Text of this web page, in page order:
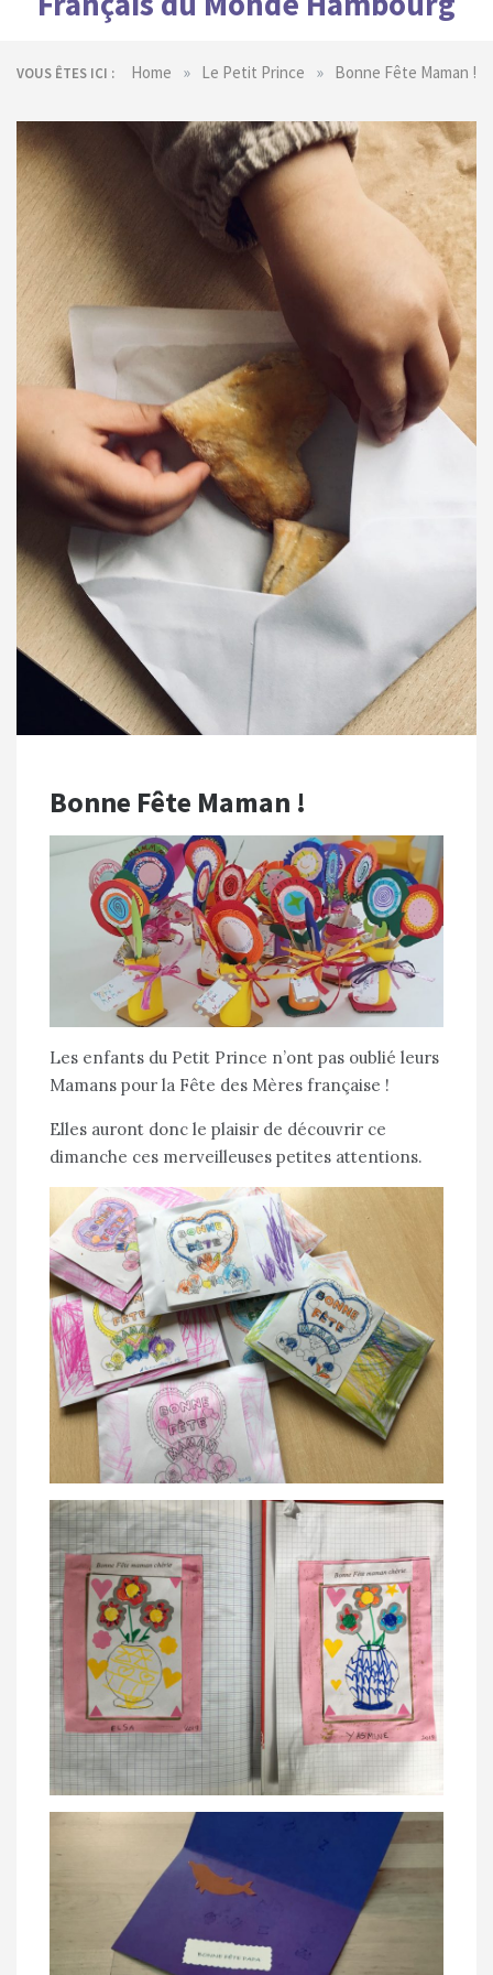
VOUS ÊTES ICI : Home » Le Petit Prince » Bonne Fête Maman !
Bonne Fête Maman !
Les enfants du Petit Prince n’ont pas oublié leurs
Mamans pour la Fête des Mères française !
Elles auront donc le plaisir de découvrir ce
dimanche ces merveilleuses petites attentions.